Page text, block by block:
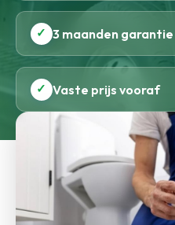
✓ 3 maanden garantie
✓ Vaste prijs vooraf